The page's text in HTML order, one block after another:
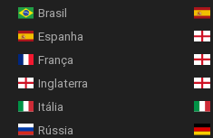
Brasil
Espanha
França
Inglaterra
Itália
Rússia